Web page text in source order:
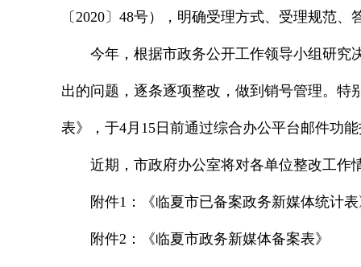
〔2020〕48号），明确受理方式、受理规范
今年，根据市政务公开工作领导小组研究
出的问题，逐条逐项整改，做到销号管理。
表》，于4月15日前通过综合办公平台邮件功
近期，市政府办公室将对各单位整改工作
附件1：《临夏市已备案政务新媒体统计
附件2：《临夏市政务新媒体备案表》